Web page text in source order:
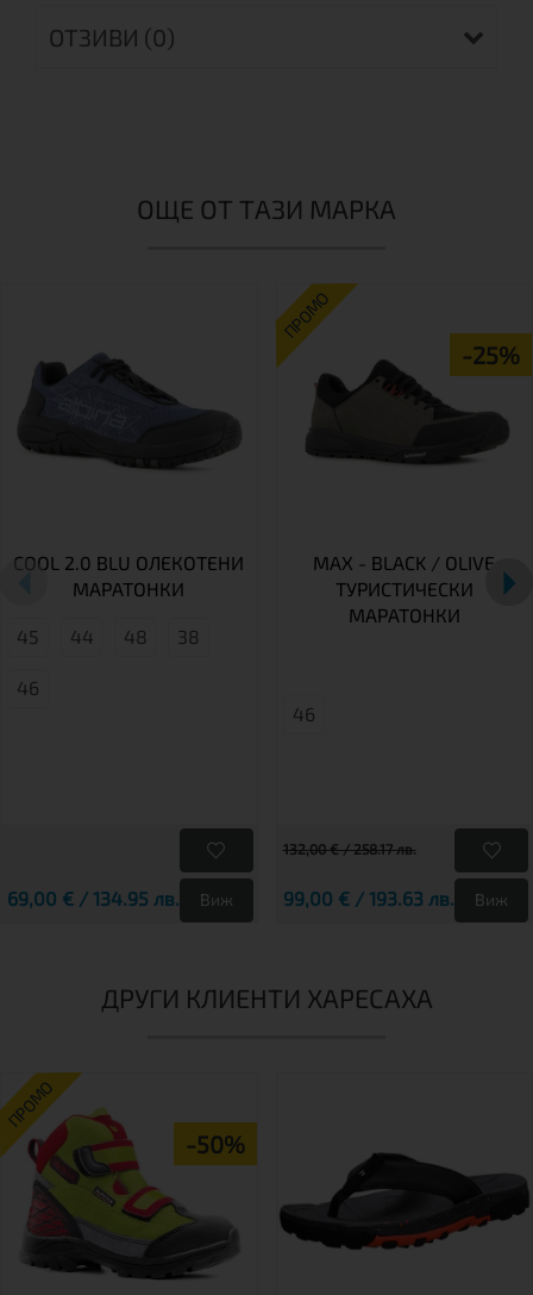
ОТЗИВИ (0)
ОЩЕ ОТ ТАЗИ МАРКА
COOL 2.0 BLU ОЛЕКОТЕНИ
МАРАТОНКИ
45 44 48 38
46
69,00 € / 134.95 лв. Виж
ПРОМО
-25%
MAX - BLACK / OLIVE
ТУРИСТИЧЕСКИ
МАРАТОНКИ
46
132,00 € / 258.17 лв.
99,00 € / 193.63 лв. Виж
ДРУГИ КЛИЕНТИ ХАРЕСАХА
ПРОМО
-50%